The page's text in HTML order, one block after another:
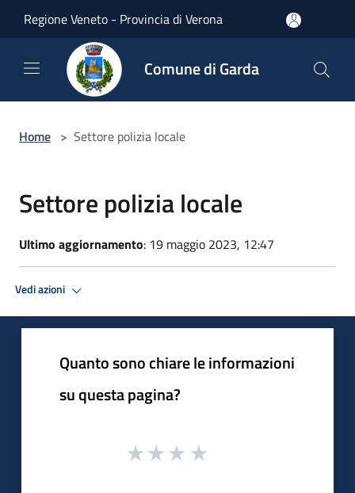
Regione Veneto - Provincia di Verona
Comune di Garda
Home > Settore polizia locale
Settore polizia locale
Ultimo aggiornamento: 19 maggio 2023, 12:47
Vedi azioni
Quanto sono chiare le informazioni
su questa pagina?